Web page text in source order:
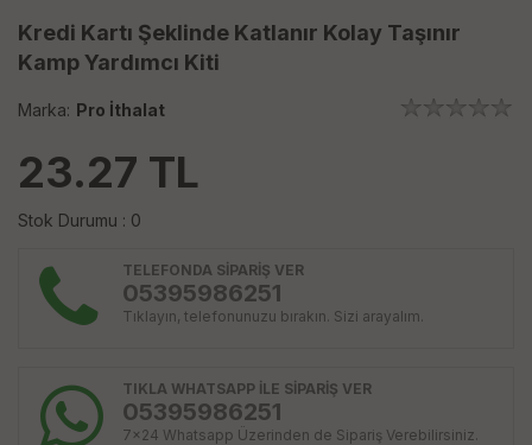
Kredi Kartı Şeklinde Katlanır Kolay Taşınır
Kamp Yardımcı Kiti
Marka: Pro İthalat
23.27 TL
Stok Durumu : 0
TELEFONDA SİPARİŞ VER
05395986251
Tıklayın, telefonunuzu bırakın. Sizi arayalım.
TIKLA WHATSAPP İLE SİPARİŞ VER
05395986251
7x24 Whatsapp Üzerinden de Sipariş Verebilirsiniz.